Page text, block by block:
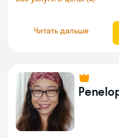
Читать дальше